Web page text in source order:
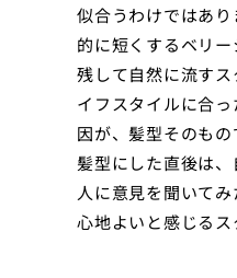
似合うわけではあ
的に短くするベリ
残して自然に流す
イフスタイルに合
因が、髪型そのも
髪型にした直後は
人に意見を聞いて
心地よいと感じるス